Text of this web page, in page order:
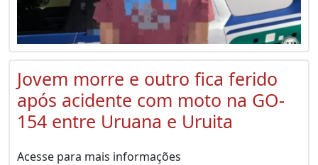
Jovem morre e outro fica ferido
após acidente com moto na GO-
154 entre Uruana e Uruita
Acesse para mais informações